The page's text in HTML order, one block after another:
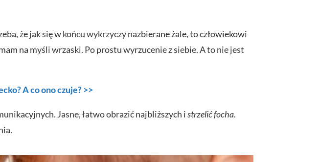
że jak się w końcu wykrzyczy nazbierane żale, to człowiekowi
na myśli wrzaski. Po prostu wyrzucenie z siebie. A to nie jest
A co ono czuje? >>
Jasne, łatwo obrazić najbliższych istrzelić focha.